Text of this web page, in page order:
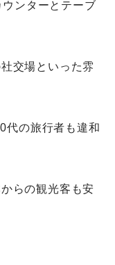
ウンターとテーブ
交場といった雰
代の旅行者も違和
らの観光客も安